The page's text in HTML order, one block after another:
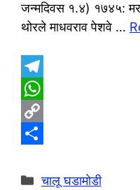
जन्मदिवस १.४) १७४५:
थोरले माधवराव पेशवे …
T
e
g
W
h
t
C
p
h
Categories
चालू घडामोडी